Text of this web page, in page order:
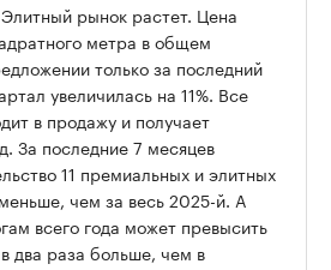
рынок растет. Цена
метра в общем
только за последний
увеличилась на 11%. Все
в продажу и получает
За последние 7 месяцев
11 премиальных и элитных
чем за весь 2025-й. А
всего года может превысить
два раза больше, чем в